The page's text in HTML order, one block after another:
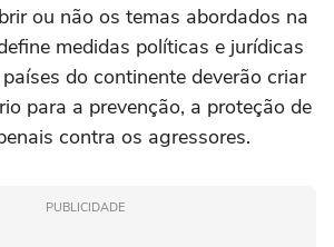
ou não os temas abordados na
medidas políticas e jurídicas
do continente deverão criar
para a prevenção, a proteção de
contra os agressores.
PUBLICIDADE